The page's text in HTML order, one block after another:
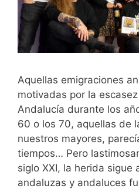
Aquellas emigraciones
motivadas por la
Andalucía durante los
60 o los 70, aquellas de
nuestros mayores,
tiempos… Pero
siglo XXI, la herida sigue
andaluzas y andaluces